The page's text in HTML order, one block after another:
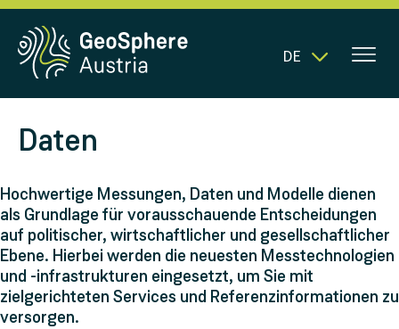
DE
Daten
Hochwertige Messungen, Daten und Modelle dienen
als Grundlage für vorausschauende Entscheidungen
auf politischer, wirtschaftlicher und gesellschaftlicher
Ebene. Hierbei werden die neuesten Messtechnologien
und -infrastrukturen eingesetzt, um Sie mit
zielgerichteten Services und Referenzinformationen zu
versorgen.